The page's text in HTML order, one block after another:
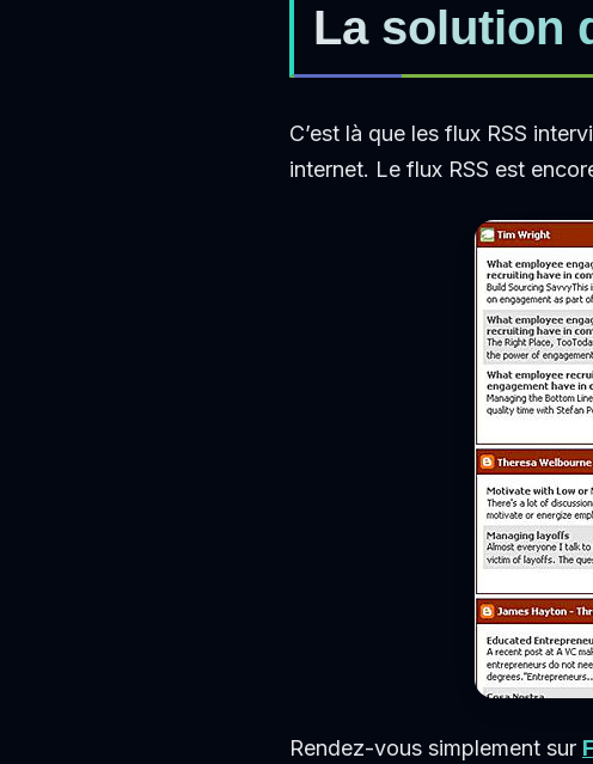
La solution
C’est là que les flux RSS
internet. Le flux RSS est
Rendez-vous simplement sur